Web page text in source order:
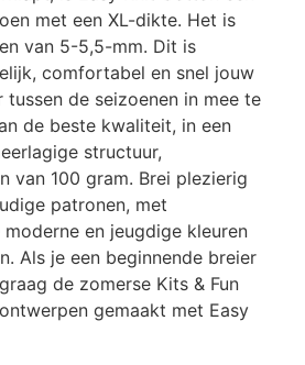
met een XL-dikte. Het is
van 5-5,5-mm. Dit is
comfortabel en snel jouw
de seizoenen in mee te
de beste kwaliteit, in een
structuur,
van 100 gram. Brei plezierig
patronen, met
en jeugdige kleuren
Als je een beginnende breier
de zomerse Kits & Fun
gemaakt met Easy